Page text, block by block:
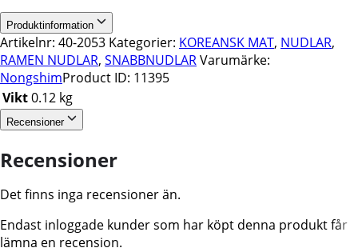
Produktinformation
Artikelnr: 40-2053 Kategorier: KOREANSK MAT, NUDLAR,
RAMEN NUDLAR, SNABBNUDLARVarumärke:
NongshimProduct ID: 11395
Vikt0.12 kg
Recensioner
Recensioner
Det finns inga recensioner än.
Endast inloggade kunder som har köpt denna produkt får
lämna en recension.